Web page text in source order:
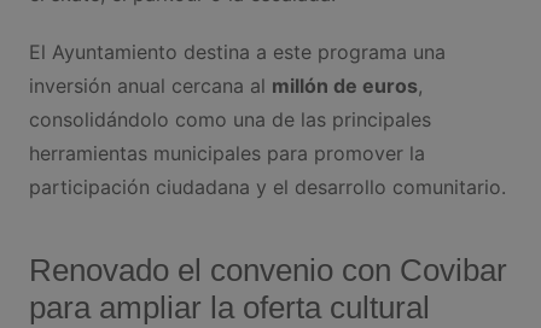
El Ayuntamiento destina a este programa una
inversión anual cercana al millón de euros,
consolidándolo como una de las principales
herramientas municipales para promover la
participación ciudadana y el desarrollo comunitario.
Renovado el convenio con Covibar
para ampliar la oferta cultural